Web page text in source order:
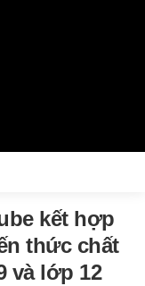
kết hợp
thức chất
và lớp 12